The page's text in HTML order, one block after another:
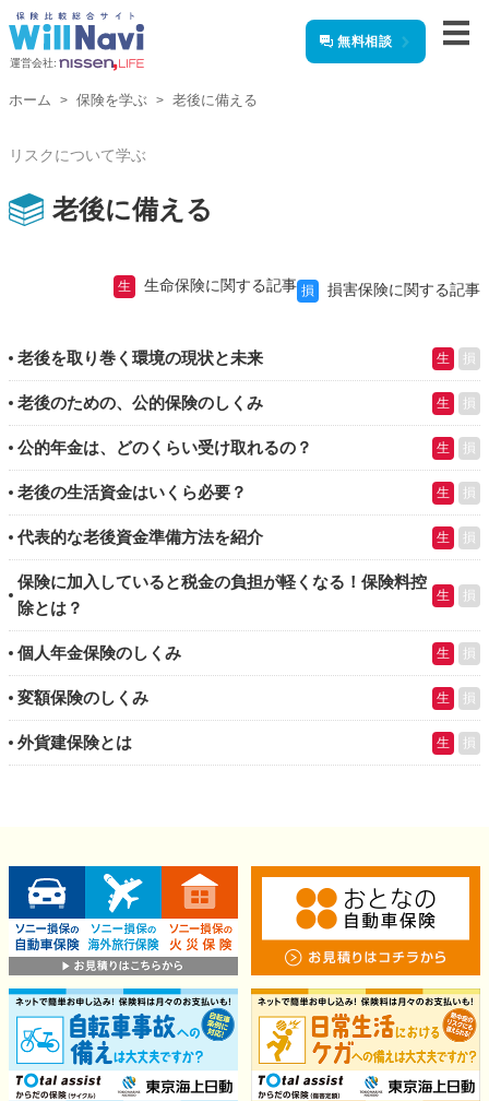
運営会社:
無料相談
ホーム 保険を学ぶ 老後に備える
リスクについて学ぶ
老後に備える
生 生命保険に関する記事 損 損害保険に関する記事
老後を取り巻く環境の現状と未来 生 損
老後のための、公的保険のしくみ 生 損
公的年金は、どのくらい受け取れるの？ 生 損
老後の生活資金はいくら必要？ 生 損
代表的な老後資金準備方法を紹介 生 損
保険に加入していると税金の負担が軽くなる！保険料控
除とは？
生 損
個人年金保険のしくみ 生 損
変額保険のしくみ 生 損
外貨建保険とは 生 損